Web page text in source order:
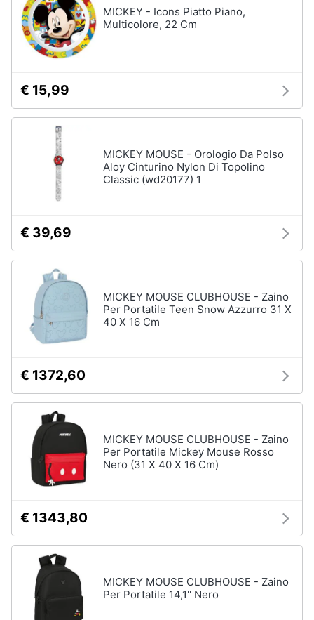
MICKEY - Icons Piatto Piano,
Multicolore, 22 Cm
€ 15,99
MICKEY MOUSE - Orologio Da Polso
Aloy Cinturino Nylon Di Topolino
Classic (wd20177) 1
€ 39,69
MICKEY MOUSE CLUBHOUSE - Zaino
Per Portatile Teen Snow Azzurro 31 X
40 X 16 Cm
€ 1372,60
MICKEY MOUSE CLUBHOUSE - Zaino
Per Portatile Mickey Mouse Rosso
Nero (31 X 40 X 16 Cm)
€ 1343,80
MICKEY MOUSE CLUBHOUSE - Zaino
Per Portatile 14,1'' Nero